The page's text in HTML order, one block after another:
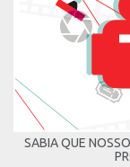
SABIA QUE